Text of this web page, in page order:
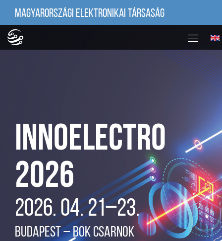
MAGYARORSZÁGI ELEKTRONIKAI TÁRSASÁG
INNOELECTRO
2026
2026. 04. 21–23.
BUDAPEST – BOK CSARNOK